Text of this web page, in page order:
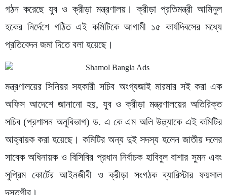
গঠন করেছে যুব ও ক্রীড়া মন্ত্রণালয়। ক্রীড়া প্রতিমন্ত্রী আমিনুল
হকের নির্দেশে গঠিত এই কমিটিকে আগামী ১৫ কার্যদিবসের মধ্যে
প্রতিবেদন জমা দিতে বলা হয়েছে।
মন্ত্রণালয়ের সিনিয়র সহকারী সচিব অংগ্যজাই মারমার সই করা এক
অফিস আদেশে জানানো হয়, যুব ও ক্রীড়া মন্ত্রণালয়ের অতিরিক্ত
সচিব (প্রশাসন অনুবিভাগ) ড. এ কে এম অলি উল্ল্যাকে এই কমিটির
আহ্বায়ক করা হয়েছে। কমিটির অন্য দুই সদস্য হলেন জাতীয় দলের
সাবেক অধিনায়ক ও বিসিবির প্রধান নির্বাচক হাবিবুল বাশার সুমন এবং
সুপ্রিম কোর্টের আইনজীবী ও ক্রীড়া সংগঠক ব্যারিস্টার ফয়সাল
দস্তগীর।